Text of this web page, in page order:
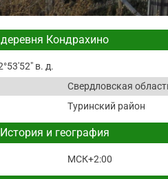
деревня Кондрахино
в. д.
Свердловская
Туринский район
История и география
МСК+2:00